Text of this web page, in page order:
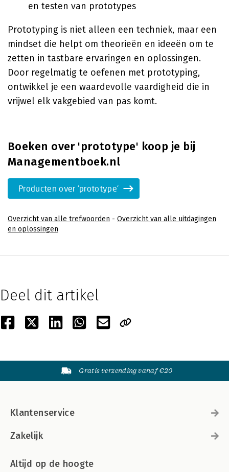
en testen van prototypes
Prototyping is niet alleen een techniek, maar een
mindset die helpt om theorieën en ideeën om te
zetten in tastbare ervaringen en oplossingen.
Door regelmatig te oefenen met prototyping,
ontwikkel je een waardevolle vaardigheid die in
vrijwel elk vakgebied van pas komt.
Boeken over 'prototype' koop je bij
Managementboek.nl
Producten over 'prototype'
Overzicht van alle trefwoorden - Overzicht van alle uitdagingen
en oplossingen
Deel dit artikel
Gratis verzending vanaf €20
Klantenservice
Zakelijk
Altijd op de hoogte